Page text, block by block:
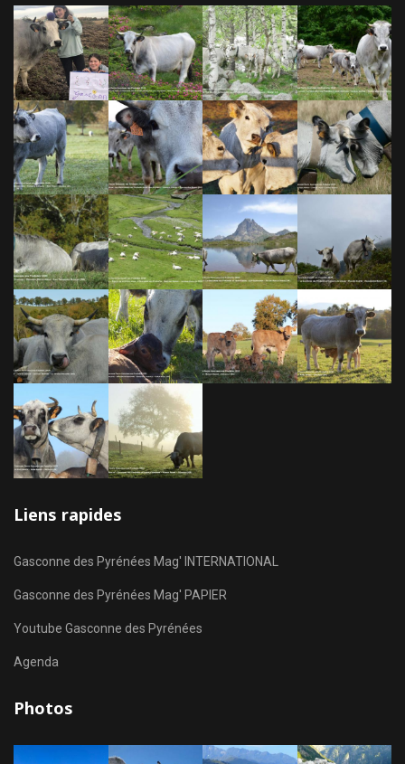
Liens rapides
Gasconne des Pyrénées Mag' INTERNATIONAL
Gasconne des Pyrénées Mag' PAPIER
Youtube Gasconne des Pyrénées
Agenda
Photos